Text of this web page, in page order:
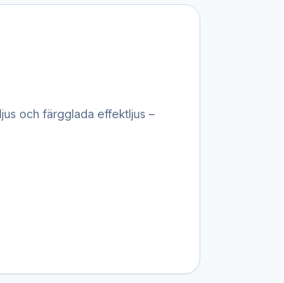
och färgglada effektljus –